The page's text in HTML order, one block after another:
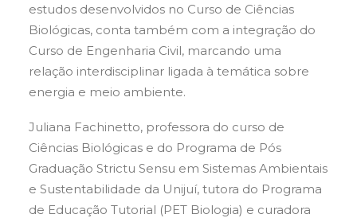
estudos desenvolvidos no Curso de Ciências
Biológicas, conta também com a integração do
Curso de Engenharia Civil, marcando uma
relação interdisciplinar ligada à temática sobre
energia e meio ambiente.
Juliana Fachinetto, professora do curso de
Ciências Biológicas e do Programa de Pós
Graduação Strictu Sensu em Sistemas Ambientais
e Sustentabilidade da Unijuí, tutora do Programa
de Educação Tutorial (PET Biologia) e curadora